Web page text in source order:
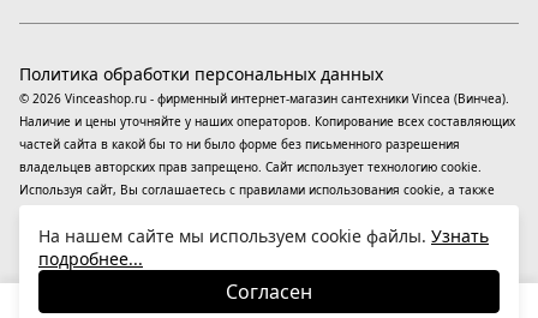
© 2026 Vinceashop.ru - фирменный интернет-магазин сантехники Vincea (Винчеа).
Наличие и цены уточняйте у наших операторов. Копирование всех составляющих
частей сайта в какой бы то ни было форме без письменного разрешения
владельцев авторских прав запрещено. Сайт использует технологию cookie.
Используя сайт, Вы соглашаетесь с правилами использования cookie, а также
применяютсярекомендательные технологии(информационные технологии
предоставления информации на основе сбора, систематизации и анализа
сведений, относящихся к предпочтениям пользователей сети «Интернет»,
находящихся на территории Российской Федерации).
Политика обработки персональных данных
На нашем сайте мы используем cookie файлы. Узнать
подробнее...
Согласен